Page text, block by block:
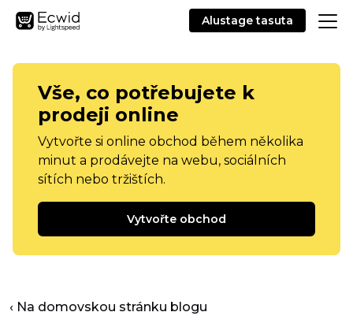
Alustage tasuta
Vše, co potřebujete k
prodeji online
Vytvořte si online obchod během několika
minut a prodávejte na webu, sociálních
sítích nebo tržištích.
Vytvořte obchod
‹ Na domovskou stránku blogu